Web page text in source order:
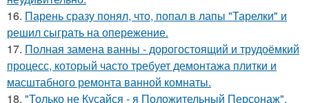
16. Парень сразу понял, что, попал в лапы "Тарелки" и
решил сыграть на опережение.
17. Полная замена ванны - дорогостоящий и трудоёмкий
процесс, который часто требует демонтажа плитки и
масштабного ремонта ванной комнаты.
18. "Только не Кусайся - я Положительный Персонаж".